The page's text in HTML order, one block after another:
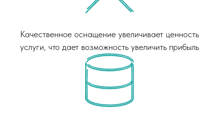
Качественное оснащение увеличивает ценность
услуги, что дает возможность увеличить прибыль